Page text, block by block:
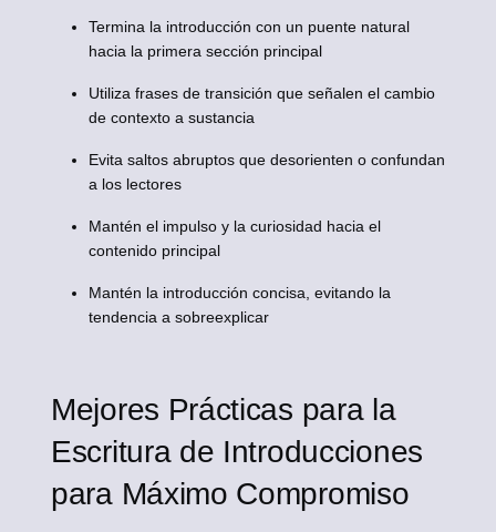
Termina la introducción con un puente natural
hacia la primera sección principal
Utiliza frases de transición que señalen el cambio
de contexto a sustancia
Evita saltos abruptos que desorienten o confundan
a los lectores
Mantén el impulso y la curiosidad hacia el
contenido principal
Mantén la introducción concisa, evitando la
tendencia a sobreexplicar
Mejores Prácticas para la
Escritura de Introducciones
para Máximo Compromiso